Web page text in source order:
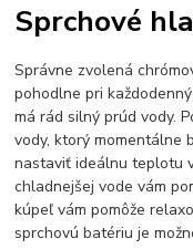
Sprchové
Správne zvolená
pohodlne pri
má rád silný prúd vody.
vody, ktorý momentálne
nastaviť ideálnu teplotu
chladnejšej vode vám
kúpeľ vám pomôže
sprchovú batériu je